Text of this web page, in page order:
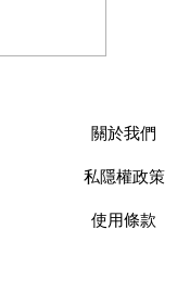
Plans 省下
關於我們
私隱權政策
使用條款